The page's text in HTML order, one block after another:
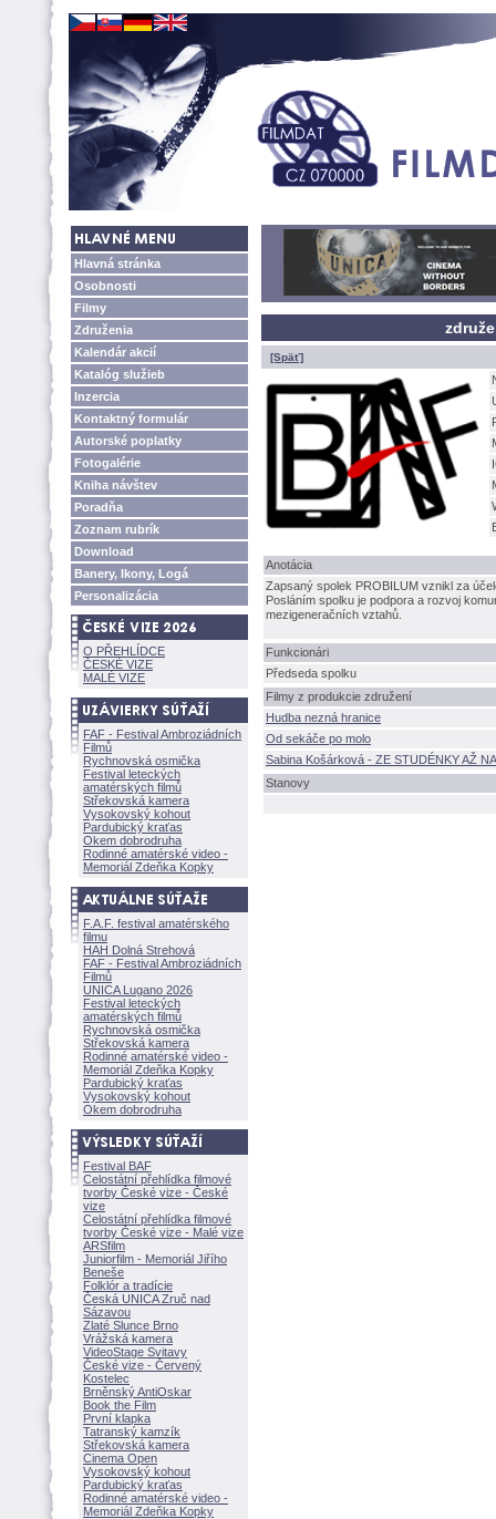
Hlavná stránka
Osobnosti
Filmy
Združenia
Kalendár akcií
Katalóg služieb
Inzercia
Kontaktný formulár
Autorské poplatky
Fotogalérie
Kniha návštev
Poradňa
Zoznam rubrík
Download
Banery, Ikony, Log
Personalizácia
O PŘEHLÍDCE
ČESKÉ VIZE
MALÉ VIZE
FAF - Festival Ambroziádních
Filmů
Rychnovská osmička
Festival leteckých
amatérských filmů
Střekovská kamera
Vysokovský kohout
Pardubický kraťas
Okem dobrodruha
Rodinné amatérské video -
Memoriál Zdeňka Kopky
F.A.F. festival amatérského
filmu
HAH Dolná Strehov
FAF - Festival Ambroziádních
Filmů
UNICA Lugano 2026
Festival leteckých
amatérských filmů
Rychnovská osmička
Střekovská kamera
Rodinné amatérské video -
Memoriál Zdeňka Kopky
Pardubický kraťas
Vysokovský kohout
Okem dobrodruha
Festival BAF
Celostátní přehlídka filmové
tvorby České vize - České
vize
Celostátní přehlídka filmové
tvorby České vize - Malé vize
ARSfilm
Juniorfilm - Memoriál Jiřího
Beneše
Folklór a tradície
Česká UNICA Zruč nad
Sázavou
Zlaté Slunce Brno
Vrážská kamera
VideoStage Svitavy
České vize - Červený
Kostelec
Brněnský AntiOskar
Book the Film
První klapka
Tatranský kamzík
Střekovská kamera
Cinema Open
Vysokovský kohout
Pardubický kraťas
Rodinné amatérské video -
Memoriál Zdeňka Kopky
[Späť]
Anotácia
Zapsaný spolek PROBILUM vznikl za
Posláním spolku je podpora a rozvoj
mezigeneračních vztahů.
Funkcionári
Předseda spolku
Filmy z produkcie združení
Hudba nezná hranice
Od sekáče po molo
Sabina Košárková - ZE STUDÉNKY AŽ
Stanovy